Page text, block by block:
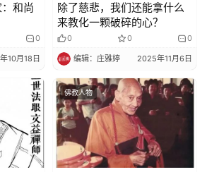
和尚
0
10月18日
除了慈悲，我们还能拿什么
来教化一颗破碎的心？​​
0 0 0
编辑：庄雅婷 2025年11月6日
佛教人物